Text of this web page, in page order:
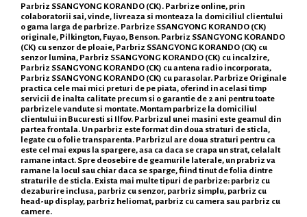
Parbriz SSANGYONG KORANDO (CK). Parbrize online, prin
colaboratorii sai, vinde, livreaza si monteaza la domiciliul clientului
o gama larga de parbrize. Parbrize SSANGYONG KORANDO (CK)
originale, Pilkington, Fuyao, Benson. Parbriz SSANGYONG KORANDO
(CK) cu senzor de ploaie, Parbriz SSANGYONG KORANDO (CK) cu
senzor lumina, Parbriz SSANGYONG KORANDO (CK) cu incalzire,
Parbriz SSANGYONG KORANDO (CK) cu antena radio incorporata,
Parbriz SSANGYONG KORANDO (CK) cu parasolar. Parbrize Originale
practica cele mai mici preturi de pe piata, oferind in acelasi timp
servicii de inalta calitate precum si o garantie de 2 ani pentru toate
parbrizele vandute si montate. Montam parbrize la domiciliul
clientului in Bucuresti si Ilfov. Parbrizul unei masini este geamul din
partea frontala. Un parbriz este format din doua straturi de sticla,
legate cu o folie transparenta. Parbrizul are doua straturi pentru ca
este cel mai expus la spargere, asa ca daca se crapa un strat, celalalt
ramane intact. Spre deosebire de geamurile laterale, un prabriz va
ramane la locul sau chiar daca se sparge, fiind tinut de folia dintre
straturile de sticla. Exista mai multe tipuri de parbrize: parbriz cu
dezaburire inclusa, parbriz cu senzor, parbriz simplu, parbriz cu
head-up display, parbriz heliomat, parbriz cu camera sau parbriz cu
camere.